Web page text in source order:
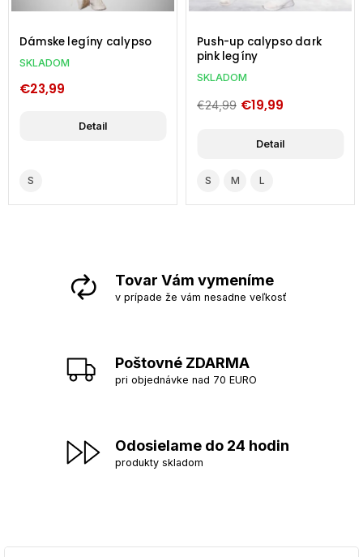
Dámske legíny calypso
SKLADOM
€23,99
Detail
S
Push-up calypso dark
pink legíny
SKLADOM
€24,99 €19,99
Detail
S M L
Tovar Vám vymeníme
v prípade že vám nesadne veľkosť
Poštovné ZDARMA
pri objednávke nad 70 EURO
Odosielame do 24 hodin
produkty skladom